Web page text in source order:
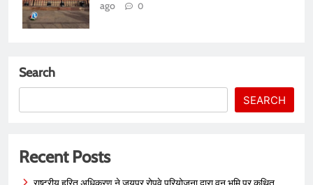
ago
0
Search
SEARCH
Recent Posts